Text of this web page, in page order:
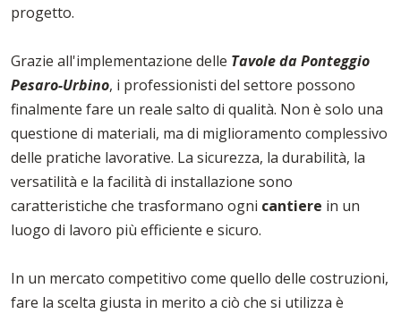
progetto.
Grazie all'implementazione delle Tavole da Ponteggio
Pesaro-Urbino, i professionisti del settore possono
finalmente fare un reale salto di qualità. Non è solo una
questione di materiali, ma di miglioramento complessivo
delle pratiche lavorative. La sicurezza, la durabilità, la
versatilità e la facilità di installazione sono
caratteristiche che trasformano ogni cantiere in un
luogo di lavoro più efficiente e sicuro.
In un mercato competitivo come quello delle costruzioni,
fare la scelta giusta in merito a ciò che si utilizza è